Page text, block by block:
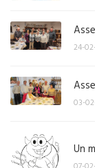
24-
03-
Un